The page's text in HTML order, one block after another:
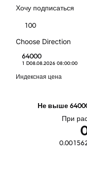
Хочу подписаться
100
Choose Direction
64000
1 D08.08.2026 08:00:00
Индексная цена
Не выше
При